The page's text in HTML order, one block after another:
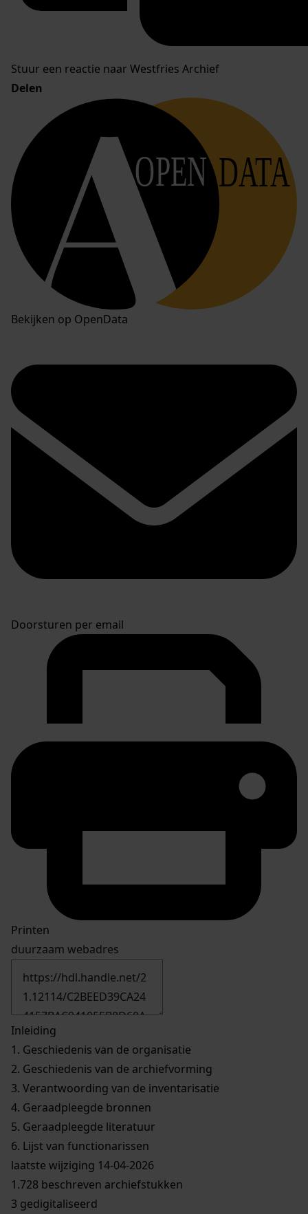
Stuur een reactie naar Westfries Archief
Delen
OPEN DATA
Bekijken op OpenData
Doorsturen per email
Printen
duurzaam webadres
Inleiding
1. Geschiedenis van de organisatie
2. Geschiedenis van de archiefvorming
3. Verantwoording van de inventarisatie
4. Geraadpleegde bronnen
5. Geraadpleegde literatuur
6. Lijst van functionarissen
laatste wijziging 14-04-2026
1.728 beschreven archiefstukken
3 gedigitaliseerd